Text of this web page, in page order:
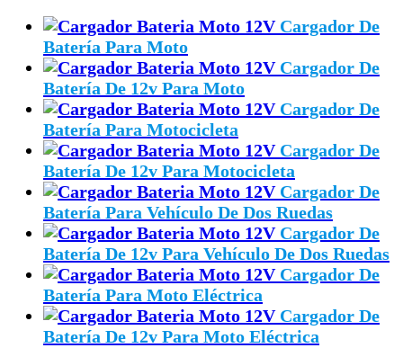
Cargador De
Batería Para Moto
Cargador De
Batería De 12v Para Moto
Cargador De
Batería Para Motocicleta
Cargador De
Batería De 12v Para Motocicleta
Cargador De
Batería Para Vehículo De Dos Ruedas
Cargador De
Batería De 12v Para Vehículo De Dos Ruedas
Cargador De
Batería Para Moto Eléctrica
Cargador De
Batería De 12v Para Moto Eléctrica